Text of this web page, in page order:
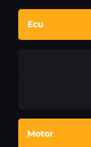
Ecu
Motor